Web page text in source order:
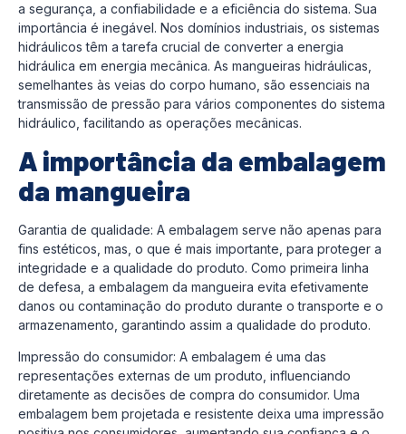
a segurança, a confiabilidade e a eficiência do sistema. Sua
importância é inegável. Nos domínios industriais, os sistemas
hidráulicos têm a tarefa crucial de converter a energia
hidráulica em energia mecânica. As mangueiras hidráulicas,
semelhantes às veias do corpo humano, são essenciais na
transmissão de pressão para vários componentes do sistema
hidráulico, facilitando as operações mecânicas.
A importância da embalagem
da mangueira
Garantia de qualidade: A embalagem serve não apenas para
fins estéticos, mas, o que é mais importante, para proteger a
integridade e a qualidade do produto. Como primeira linha
de defesa, a embalagem da mangueira evita efetivamente
danos ou contaminação do produto durante o transporte e o
armazenamento, garantindo assim a qualidade do produto.
Impressão do consumidor: A embalagem é uma das
representações externas de um produto, influenciando
diretamente as decisões de compra do consumidor. Uma
embalagem bem projetada e resistente deixa uma impressão